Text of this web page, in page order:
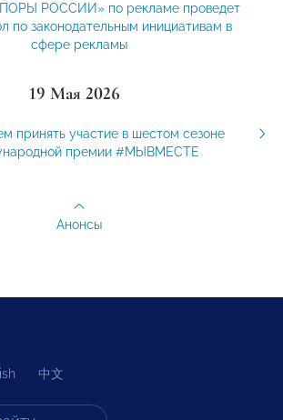
РОССИИ» по рекламе проведет
по законодательным инициативам в
сфере рекламы
19 Мая 2026
принять участие в шестом сезоне
премии #МЫВМЕСТЕ
Анонсы
中文